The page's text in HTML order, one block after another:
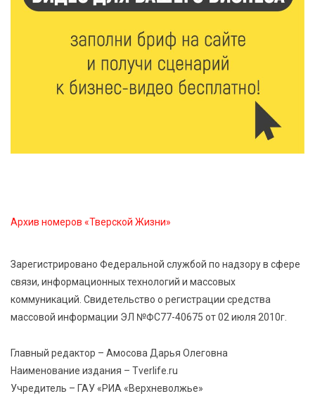
Голубев проверил школы и детсады Зубцова к 1
6 Авг 2026 15:01 312
От Твери до Москвы: выставка художника
Владимира Васильева о героях СВО проходит в РГБ
ленту по мотивам басни «Карась»
6 Авг 2026 13:38 412
спортивной столицей России
Архив номеров «Тверской Жизни»
Зарегистрировано Федеральной службой по надзору в сфере
связи, информационных технологий и массовых
коммуникаций. Свидетельство о регистрации средства
массовой информации ЭЛ №ФС77-40675 от 02 июля 2010г.
Главный редактор – Амосова Дарья Олеговна
Наименование издания – Tverlife.ru
Учредитель – ГАУ «РИА «Верхневолжье»